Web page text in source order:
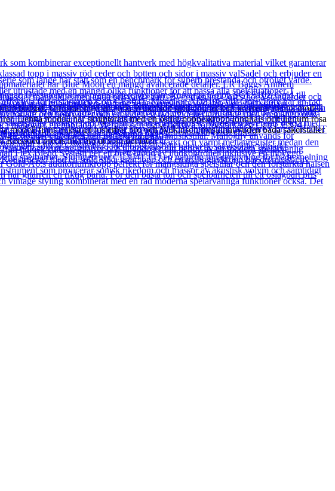
budget. Utrustad med en enda Wilkinson split-coil pickup levererar denna modell
Denna modell har skulpterats med en östlig poppelkropp lönnhals och lignum rosa
modell finns också en justerbar bro och Wilkinson maskinhuvuden båda säkerställer
precis lika bra ut som det låter.